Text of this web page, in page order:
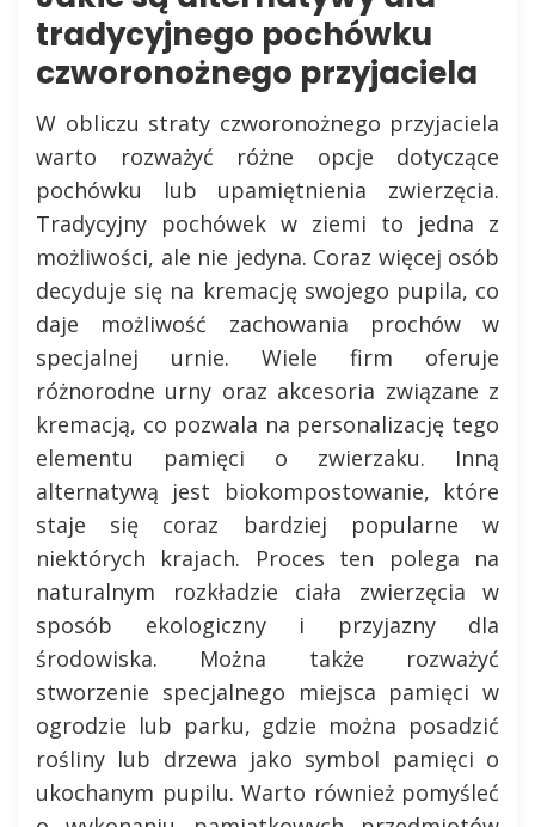
tradycyjnego pochówku
czworonożnego przyjaciela
W obliczu straty czworonożnego przyjaciela
warto rozważyć różne opcje dotyczące
pochówku lub upamiętnienia zwierzęcia.
Tradycyjny pochówek w ziemi to jedna z
możliwości, ale nie jedyna. Coraz więcej osób
decyduje się na kremację swojego pupila, co
daje możliwość zachowania prochów w
specjalnej urnie. Wiele firm oferuje
różnorodne urny oraz akcesoria związane z
kremacją, co pozwala na personalizację tego
elementu pamięci o zwierzaku. Inną
alternatywą jest biokompostowanie, które
staje się coraz bardziej popularne w
niektórych krajach. Proces ten polega na
naturalnym rozkładzie ciała zwierzęcia w
sposób ekologiczny i przyjazny dla
środowiska. Można także rozważyć
stworzenie specjalnego miejsca pamięci w
ogrodzie lub parku, gdzie można posadzić
rośliny lub drzewa jako symbol pamięci o
ukochanym pupilu. Warto również pomyśleć